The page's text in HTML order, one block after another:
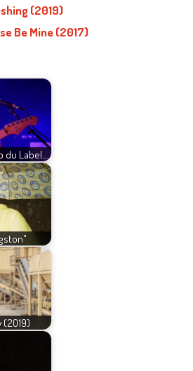
(2019)
Be Mine (2017)
du Label…
(2019)